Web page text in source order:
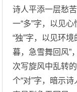
诗人平添一层愁
一“多”字，以见
“独”字，以见环
暮，急雪舞回风”
次写旋风中乱转
个“对”字，暗示